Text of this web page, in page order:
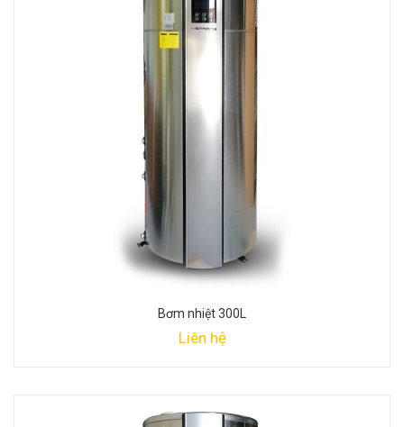
Bơm nhiệt 300L
Liên hệ